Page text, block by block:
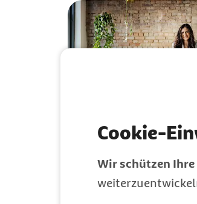
Cookie-
Wir schützen Ihre
Mit
die
im